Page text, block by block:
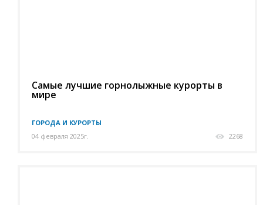
Самые лучшие горнолыжные курорты в
мире
ГОРОДА И КУРОРТЫ
04 февраля 2025г.
2268